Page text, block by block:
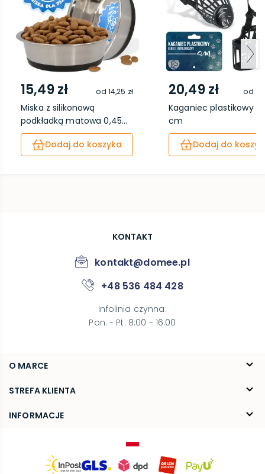
15,49 zł od 14,25 zł
Miska z silikonową
podkładką matowa 0,45...
Dodaj do koszyka
20,49 zł od
Kaganiec plastikowy
cm
Dodaj do
O MARCE
O nas
Blog
STREFA KLIENTA
FAQ
Reklamacje i zwroty
INFORMACJE
Polityka prywatności
KONTAKT
kontakt@domee.pl
+48 536 484 428
Infolinia czynna:
Pon. - Pt. 8:00 - 16:00